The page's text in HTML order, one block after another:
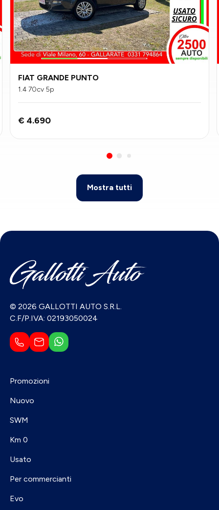
FIAT GRANDE PUNTO
1.4 70cv 5p
€ 4.690
Mostra tutti
© 2026 GALLOTTI AUTO S.R.L.
C.F/P.IVA: 02193050024
Promozioni
Nuovo
SWM
Km 0
Usato
Per commercianti
Evo